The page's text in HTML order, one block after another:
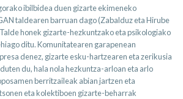
ibilbidea duen gizarte ekimeneko
taldearen barruan dago (Zabalduz eta Hirube
honek gizarte-hezkuntzako eta psikologiako
ditu. Komunitatearen garapenean
denez, gizarte esku-hartzearen eta zerikusia
du, hala nola hezkuntza-arloan eta arlo
berritzaileak abian jartzen eta
eta kolektiboen gizarte-beharrak